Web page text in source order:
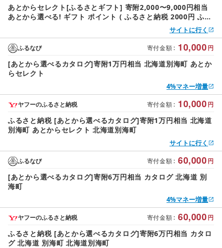
あとからセレクト[ふるさとギフト] 寄附2,000〜9,000円相当
あとから選べる! ギフト ポイント ( ふるさと納税 2000円 ふる
さと納税 2000 2000円 9000円 9千円 あとから ふるさと 9000
円 ふるさと 2000 カタログギフト 北海道 別海町 )
サイトに行く
寄付金額 : 10,000円
ふるなび
[あとから選べるカタログ]寄附1万円相当 北海道別海町 あとか
らセレクト
4%マネー増量
寄付金額 : 10,000円
ヤフーのふるさと納税
ふるさと納税 [あとから選べるカタログ]寄附1万円相当 北海道
別海町 あとからセレクト 北海道別海町
サイトに行く
寄付金額 : 60,000円
ふるなび
[あとから選べるカタログ]寄附6万円相当 カタログ 北海道 別
海町
4%マネー増量
寄付金額 : 60,000円
ヤフーのふるさと納税
ふるさと納税 [あとから選べるカタログ]寄附6万円相当 カタロ
グ 北海道 別海町 北海道別海町